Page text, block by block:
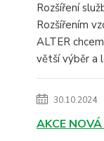
Rozšíření
Rozšířením
ALTER
větší výběr a
30.10.2024
AKCE